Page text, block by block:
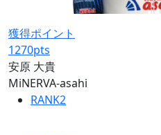
獲得ポイント
1270pts
安原 大貴
MiNERVA-asahi
RANK2